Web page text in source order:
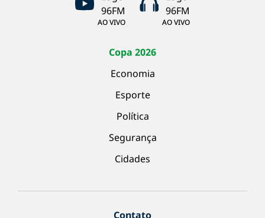
AO VIVO AO VIVO
Copa 2026
Economia
Esporte
Política
Segurança
Cidades
Contato